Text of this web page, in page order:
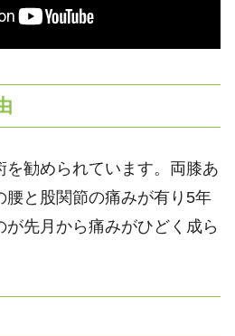
を勧められています。両膝あ
腰と股関節の痛みが有り5年
先月から痛みがひどく成ら